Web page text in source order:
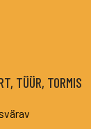
TÜÜR, TORMIS